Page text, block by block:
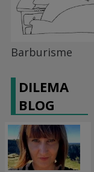
Barburisme
DILEMA
BLOG